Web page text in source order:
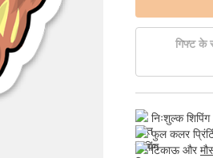
गिफ्ट के
निःशुल्क शिपिंग
फुल कलर
टिकाऊ और